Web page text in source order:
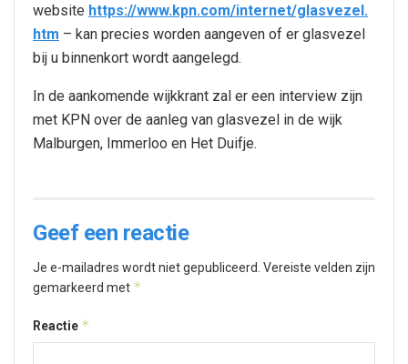
website https://www.kpn.com/internet/glasvezel.
htm – kan precies worden aangeven of er glasvezel
bij u binnenkort wordt aangelegd.
In de aankomende wijkkrant zal er een interview zijn
met KPN over de aanleg van glasvezel in de wijk
Malburgen, Immerloo en Het Duifje.
Geef een reactie
Je e-mailadres wordt niet gepubliceerd. Vereiste velden zijn
gemarkeerd met *
Reactie *